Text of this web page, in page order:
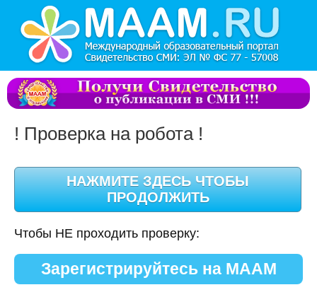
! Проверка на робота !
Чтобы НЕ проходить проверку:
Зарегистрируйтесь на МААМ